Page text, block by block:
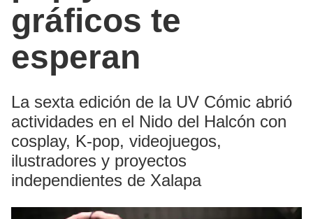
gráficos te
esperan
La sexta edición de la UV Cómic abrió
actividades en el Nido del Halcón con
cosplay, K-pop, videojuegos,
ilustradores y proyectos
independientes de Xalapa